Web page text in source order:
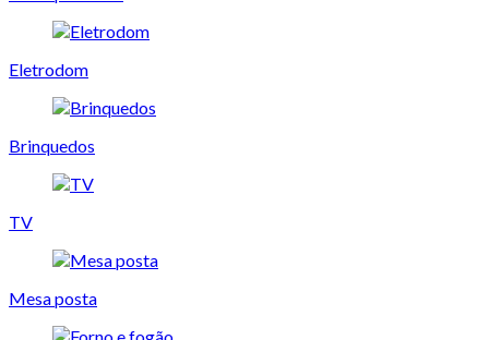
Eletrodom
Brinquedos
TV
Mesa posta